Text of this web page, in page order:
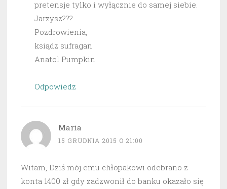
pretensje tylko i wyłącznie do samej siebie.
Jarzysz???
Pozdrowienia,
ksiądz sufragan
Anatol Pumpkin
Odpowiedz
Maria
15 GRUDNIA 2015 O 21:00
Witam, Dziś mój emu chłopakowi odebrano z
konta 1400 zł gdy zadzwonił do banku okazało się